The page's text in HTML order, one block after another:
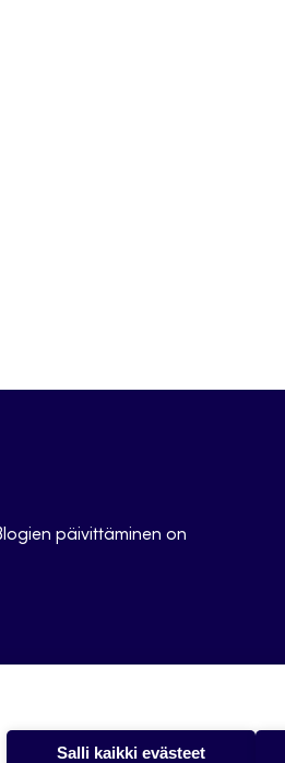
päivittäminen on
Salli kaikki evästeet